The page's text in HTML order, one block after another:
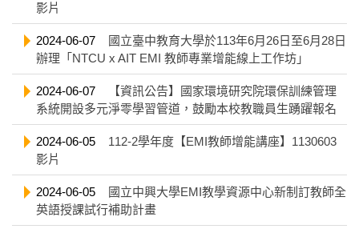
影片
2024-06-07
國立臺中教育大學於113年6月26日至6月28日
辦理「NTCU x AIT EMI 教師專業增能線上工作坊」
2024-06-07
【資訊公告】國家環境研究院環保訓練管理
系統開設多元淨零學習管道，鼓勵本校教職員生踴躍報名
2024-06-05
112-2學年度【EMI教師增能講座】1130603
影片
2024-06-05
國立中興大學EMI教學資源中心新制訂教師全
英語授課試行補助計畫